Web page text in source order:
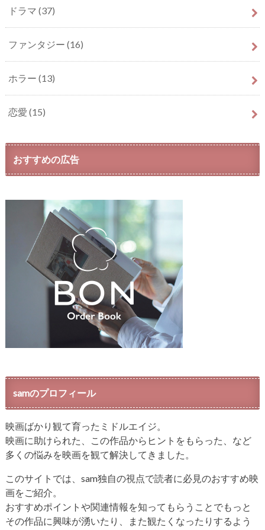
ドラマ (37)
ファンタジー (16)
ホラー (13)
恋愛 (15)
おすすめの広告
samのプロフィール
映画ばかり観て育ったミドルエイジ。
映画に助けられた、この作品からヒントをもらった、など
多くの悩みを映画を観て解決してきました。
このサイトでは、sam独自の視点で読者に必見のおすすめ映
画をご紹介。
おすすめポイントや関連情報を知ってもらうことでもっと
その作品に興味が湧いたり、また観たくなったりするよう